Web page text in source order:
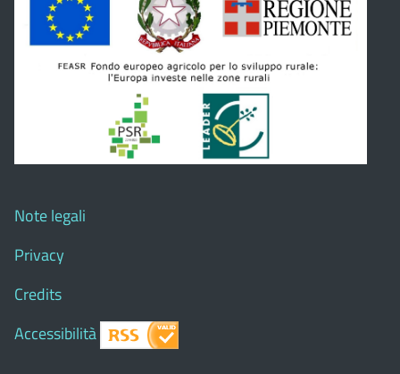
Note legali
Privacy
Credits
Accessibilità